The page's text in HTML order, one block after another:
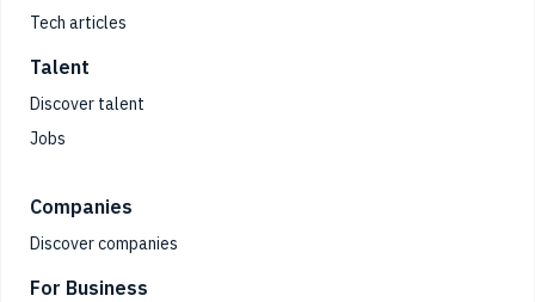
Tech articles
Talent
Discover talent
Jobs
Companies
Discover companies
For Business